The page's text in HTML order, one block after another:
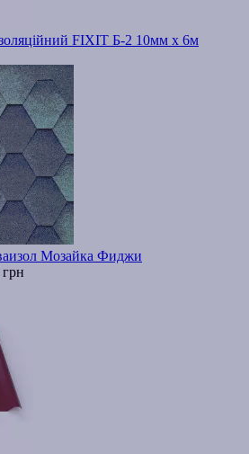
FIXIT Б-2 10мм х 6м
Мозайка Фиджи